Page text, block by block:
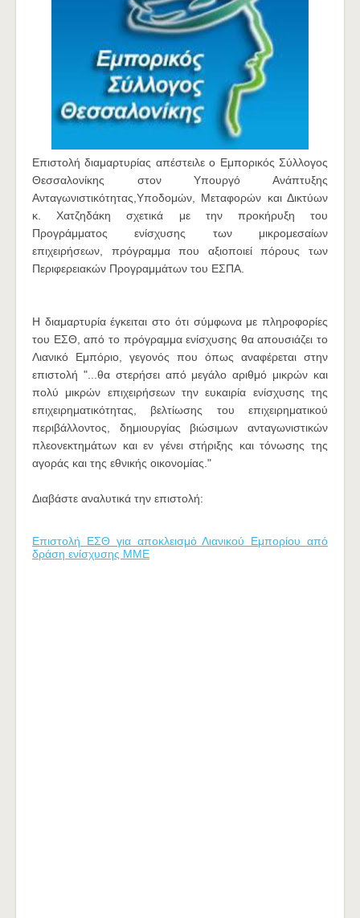
Επιστολή διαμαρτυρίας απέστειλε ο Εμπορικός Σύλλογος
Θεσσαλονίκης στον Υπουργό Ανάπτυξης
Ανταγωνιστικότητας,Υποδομών, Μεταφορών και Δικτύων
κ. Χατζηδάκη σχετικά με την προκήρυξη του
Προγράμματος ενίσχυσης των μικρομεσαίων
επιχειρήσεων, πρόγραμμα που αξιοποιεί πόρους των
Περιφερειακών Προγραμμάτων του ΕΣΠΑ.
Η διαμαρτυρία έγκειται στο ότι σύμφωνα με πληροφορίες
του ΕΣΘ, από το πρόγραμμα ενίσχυσης θα απουσιάζει το
Λιανικό Εμπόριο, γεγονός που όπως αναφέρεται στην
επιστολή "...θα στερήσει από μεγάλο αριθμό μικρών και
πολύ μικρών επιχειρήσεων την ευκαιρία ενίσχυσης της
επιχειρηματικότητας, βελτίωσης του επιχειρηματικού
περιβάλλοντος, δημιουργίας βιώσιμων ανταγωνιστικών
πλεονεκτημάτων και εν γένει στήριξης και τόνωσης της
αγοράς και της εθνικής οικονομίας."
Διαβάστε αναλυτικά την επιστολή:
Επιστολή ΕΣΘ για αποκλεισμό Λιανικού Εμπορίου από
δράση ενίσχυσης ΜΜΕ